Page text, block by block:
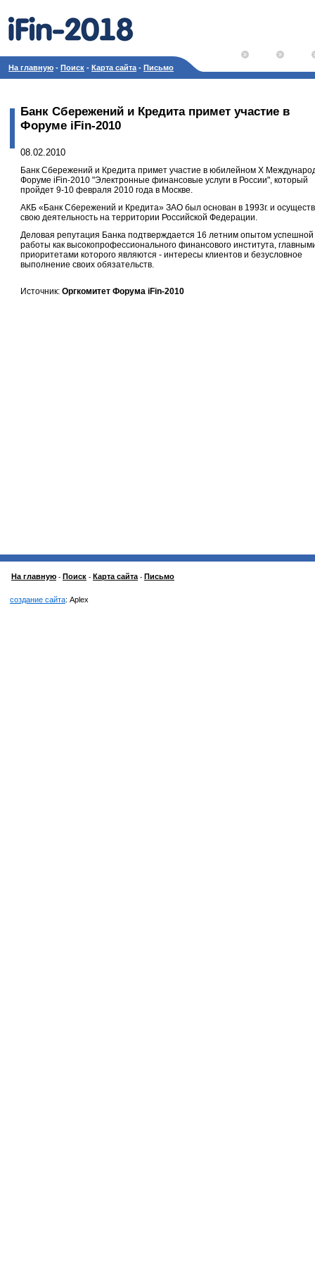
На главную - Поиск - Карта сайта - Письмо
Банк Сбережений и Кредита примет участие в
Форуме iFin-2010
08.02.2010
Банк Сбережений и Кредита примет участие в юбилейном X
Форуме iFin-2010 "Электронные финансовые услуги в России", который
пройдет 9-10 февраля 2010 года в Москве.
АКБ «Банк Сбережений и Кредита» ЗАО был основан в 1993г. и
свою деятельность на территории Российской Федерации.
Деловая репутация Банка подтверждается 16 летним опытом успешной
работы как высокопрофессионального финансового института,
приоритетами которого являются - интересы клиентов и безусловное
выполнение своих обязательств.
Источник: Оргкомитет Форума iFin-2010
На главную - Поиск - Карта сайта - Письмо
создание сайта: Aplex